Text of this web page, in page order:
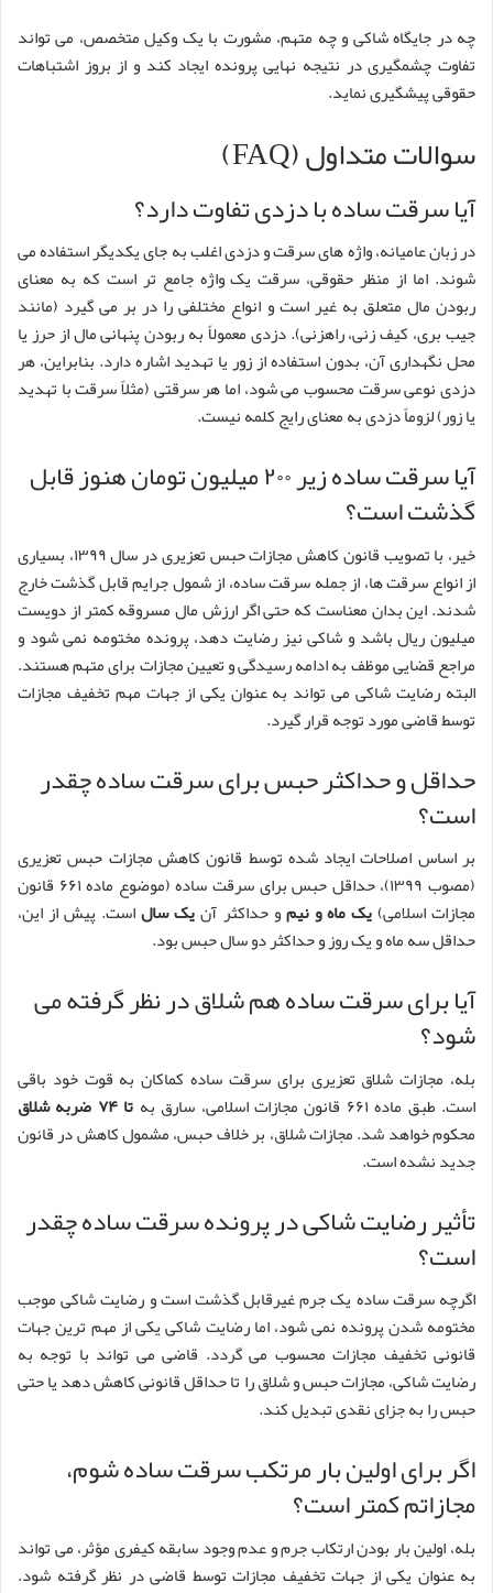
چه در جایگاه شاکی و چه متهم، مشورت با یک وکیل متخصص، می تواند
تفاوت چشمگیری در نتیجه نهایی پرونده ایجاد کند و از بروز اشتباهات
حقوقی پیشگیری نماید.
سوالات متداول (FAQ)
آیا سرقت ساده با دزدی تفاوت دارد؟
در زبان عامیانه، واژه های سرقت و دزدی اغلب به جای یکدیگر استفاده می
شوند. اما از منظر حقوقی، سرقت یک واژه جامع تر است که به معنای
ربودن مال متعلق به غیر است و انواع مختلفی را در بر می گیرد (مانند
جیب بری، کیف زنی، راهزنی). دزدی معمولاً به ربودن پنهانی مال از حرز یا
محل نگهداری آن، بدون استفاده از زور یا تهدید اشاره دارد. بنابراین، هر
دزدی نوعی سرقت محسوب می شود، اما هر سرقتی (مثلاً سرقت با تهدید
یا زور) لزوماً دزدی به معنای رایج کلمه نیست.
آیا سرقت ساده زیر ۲۰۰ میلیون تومان هنوز قابل
گذشت است؟
خیر، با تصویب قانون کاهش مجازات حبس تعزیری در سال ۱۳۹۹، بسیاری
از انواع سرقت ها، از جمله سرقت ساده، از شمول جرایم قابل گذشت خارج
شدند. این بدان معناست که حتی اگر ارزش مال مسروقه کمتر از دویست
میلیون ریال باشد و شاکی نیز رضایت دهد، پرونده مختومه نمی شود و
مراجع قضایی موظف به ادامه رسیدگی و تعیین مجازات برای متهم هستند.
البته رضایت شاکی می تواند به عنوان یکی از جهات مهم تخفیف مجازات
توسط قاضی مورد توجه قرار گیرد.
حداقل و حداکثر حبس برای سرقت ساده چقدر
است؟
بر اساس اصلاحات ایجاد شده توسط قانون کاهش مجازات حبس تعزیری
(مصوب ۱۳۹۹)، حداقل حبس برای سرقت ساده (موضوع ماده ۶۶۱ قانون
مجازات اسلامی)یک ماه و نیمو حداکثر آنیک سالاست. پیش از این،
حداقل سه ماه و یک روز و حداکثر دو سال حبس بود.
آیا برای سرقت ساده هم شلاق در نظر گرفته می
شود؟
بله، مجازات شلاق تعزیری برای سرقت ساده کماکان به قوت خود باقی
است. طبق ماده ۶۶۱ قانون مجازات اسلامی، سارق به
تا ۷۴ ضربه شلاق
محکوم خواهد شد. مجازات شلاق، بر خلاف حبس، مشمول کاهش در قانون
جدید نشده است.
تأثیر رضایت شاکی در پرونده سرقت ساده چقدر
است؟
اگرچه سرقت ساده یک جرم غیرقابل گذشت است و رضایت شاکی موجب
مختومه شدن پرونده نمی شود، اما رضایت شاکی یکی از مهم ترین جهات
قانونی تخفیف مجازات محسوب می گردد. قاضی می تواند با توجه به
رضایت شاکی، مجازات حبس و شلاق را تا حداقل قانونی کاهش دهد یا حتی
حبس را به جزای نقدی تبدیل کند.
اگر برای اولین بار مرتکب سرقت ساده شوم،
مجازاتم کمتر است؟
بله، اولین بار بودن ارتکاب جرم و عدم وجود سابقه کیفری مؤثر، می تواند
به عنوان یکی از جهات تخفیف مجازات توسط قاضی در نظر گرفته شود.